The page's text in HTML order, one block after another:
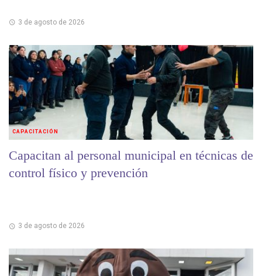
3 de agosto de 2026
Capacitan al personal municipal en técnicas de
control físico y prevención
3 de agosto de 2026
CAPACITACIÓN